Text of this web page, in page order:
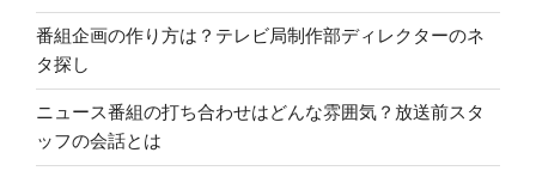
番組企画の作り方は？テレビ局制作部ディレクターのネ
タ探し
ニュース番組の打ち合わせはどんな雰囲気？放送前スタ
ッフの会話とは